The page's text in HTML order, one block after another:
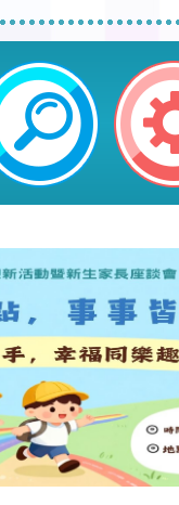
樂班 11 5
鎮區新勢
中學各